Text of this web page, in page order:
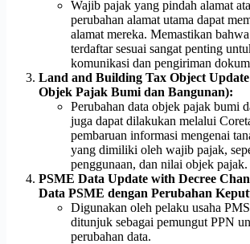
Wajib pajak yang pindah alamat
perubahan alamat utama dapat
alamat mereka. Memastikan
terdaftar sesuai sangat penting
komunikasi dan pengiriman
Land and Building Tax Object
Objek Pajak Bumi dan Bangunan):
Perubahan data objek pajak bumi
juga dapat dilakukan melalui
pembaruan informasi mengenai
yang dimiliki oleh wajib pajak,
penggunaan, dan nilai objek pajak.
PSME Data Update with Decree
Data PSME dengan Perubahan
Digunakan oleh pelaku usaha
ditunjuk sebagai pemungut PPN
perubahan data.